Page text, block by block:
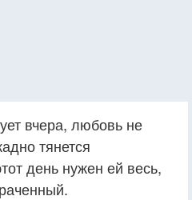
вчера, любовь не
тянется
день нужен ей весь,